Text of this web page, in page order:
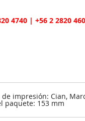
4740 | +56 2 2820
de impresión: Cian,
paquete: 153 mm